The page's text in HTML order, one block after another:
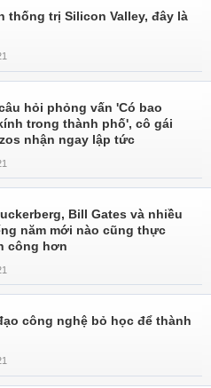
thống trị Silicon Valley, đây là
hỏi phỏng vấn 'Có bao
trong thành phố', cô gái
nhận ngay lập tức
Bill Gates và nhiều
năm mới nào cũng thực
công hơn
công nghệ bỏ học để thành